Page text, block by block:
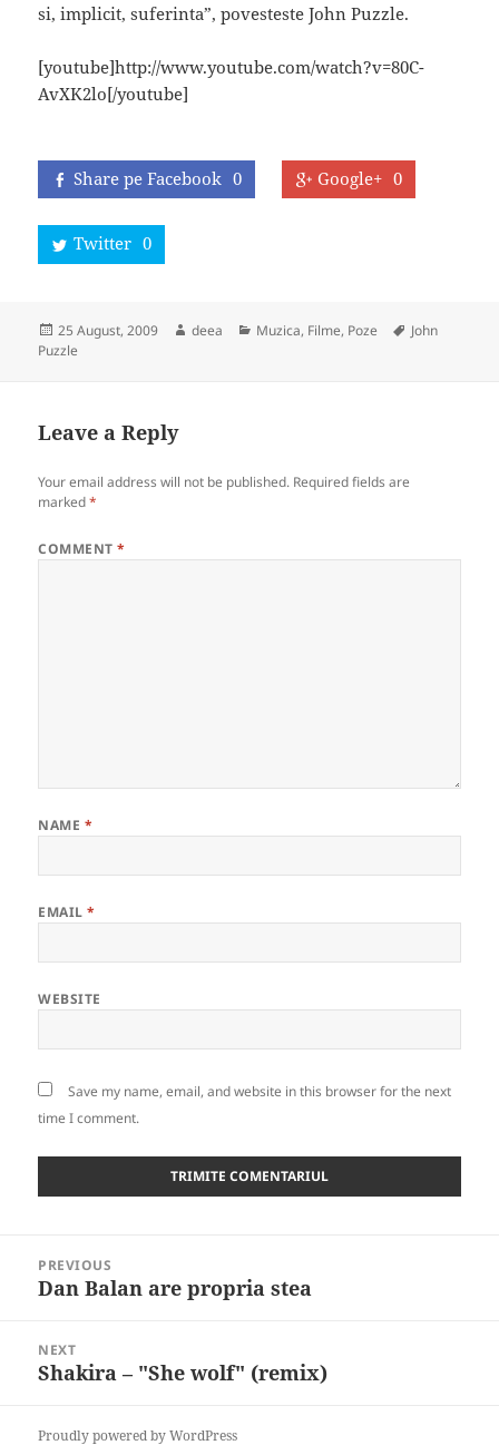
si, implicit, suferinta”, povesteste John Puzzle.
[youtube]http://www.youtube.com/watch?v=80C-
AvXK2lo[/youtube]
Share pe Facebook 0 Google+ 0
Twitter 0
Posted
on
25 August, 2009 Author
deea Categories
Muzica, Filme, Poze Tags
John
Puzzle
Leave a Reply
Your email address will not be published. Required fields are
marked*
COMMENT*
NAME *
EMAIL*
WEBSITE
Save my name, email, and website in this browser for the next
time I comment.
navigation
PREVIOUS
Previous
Dan Balan are propria stea
NEXT
Next
Shakira – "She wolf" (remix)
Proudly powered by WordPress